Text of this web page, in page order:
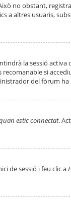
no obstant,
altres usuaris,
la sessió
si
del fòrum
estic connectat.
de sessió i feu clic a